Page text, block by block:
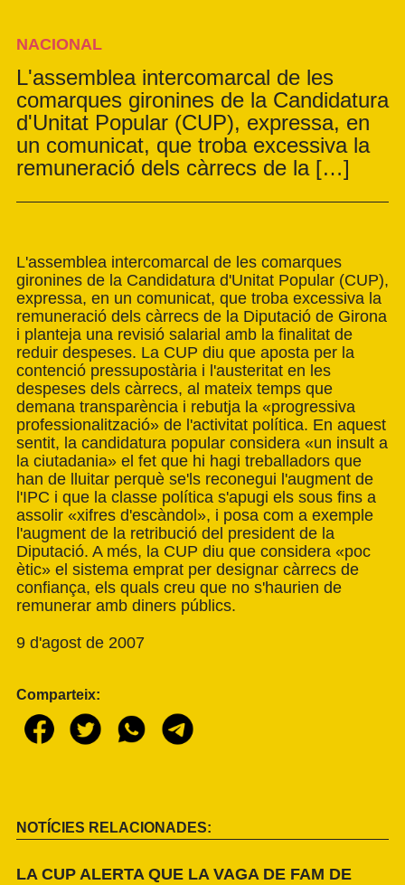
NACIONAL
L'assemblea intercomarcal de les
comarques gironines de la Candidatura
d'Unitat Popular (CUP), expressa, en
un comunicat, que troba excessiva la
remuneració dels càrrecs de la […]
L'assemblea intercomarcal de les comarques
gironines de la Candidatura d'Unitat Popular (CUP),
expressa, en un comunicat, que troba excessiva la
remuneració dels càrrecs de la Diputació de Girona
i planteja una revisió salarial amb la finalitat de
reduir despeses. La CUP diu que aposta per la
contenció pressupostària i l'austeritat en les
despeses dels càrrecs, al mateix temps que
demana transparència i rebutja la «progressiva
professionalització» de l'activitat política. En aquest
sentit, la candidatura popular considera «un insult a
la ciutadania» el fet que hi hagi treballadors que
han de lluitar perquè se'ls reconegui l'augment de
l'IPC i que la classe política s'apugi els sous fins a
assolir «xifres d'escàndol», i posa com a exemple
l'augment de la retribució del president de la
Diputació. A més, la CUP diu que considera «poc
ètic» el sistema emprat per designar càrrecs de
confiança, els quals creu que no s'haurien de
remunerar amb diners públics.
9 d'agost de 2007
Comparteix:
NOTÍCIES RELACIONADES:
LA CUP ALERTA QUE LA VAGA DE FAM DE